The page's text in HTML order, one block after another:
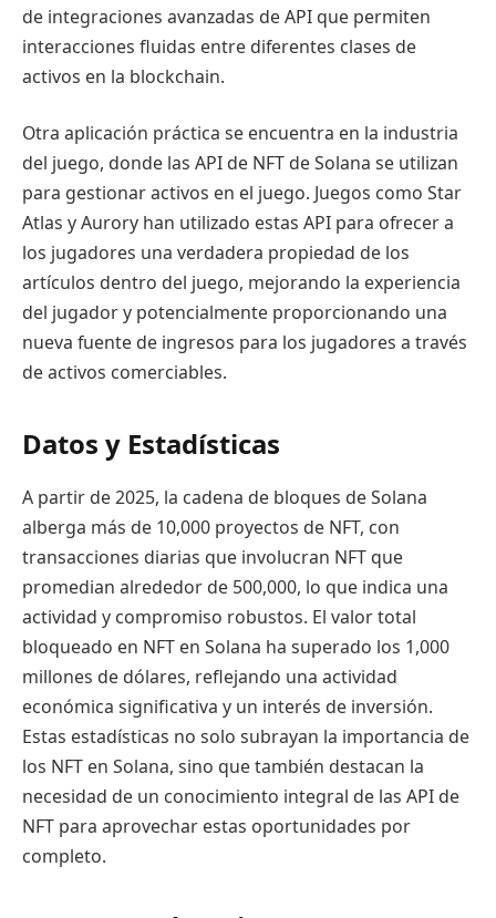
de integraciones avanzadas de API que permiten
interacciones fluidas entre diferentes clases de
activos en la blockchain.
Otra aplicación práctica se encuentra en la industria
del juego, donde las API de NFT de Solana se utilizan
para gestionar activos en el juego. Juegos como Star
Atlas y Aurory han utilizado estas API para ofrecer a
los jugadores una verdadera propiedad de los
artículos dentro del juego, mejorando la experiencia
del jugador y potencialmente proporcionando una
nueva fuente de ingresos para los jugadores a través
de activos comerciables.
Datos y Estadísticas
A partir de 2025, la cadena de bloques de Solana
alberga más de 10,000 proyectos de NFT, con
transacciones diarias que involucran NFT que
promedian alrededor de 500,000, lo que indica una
actividad y compromiso robustos. El valor total
bloqueado en NFT en Solana ha superado los 1,000
millones de dólares, reflejando una actividad
económica significativa y un interés de inversión.
Estas estadísticas no solo subrayan la importancia de
los NFT en Solana, sino que también destacan la
necesidad de un conocimiento integral de las API de
NFT para aprovechar estas oportunidades por
completo.